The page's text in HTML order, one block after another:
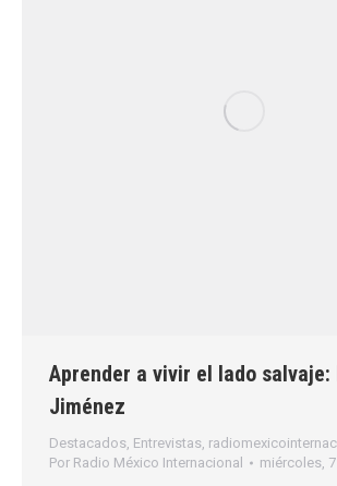
Aprender a vivir el lado salvaje:
Jiménez
Destacados, Entrevistas,
Por Radio México Internacional miércoles,